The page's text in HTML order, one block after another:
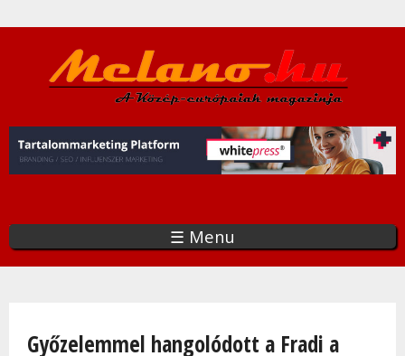
a
tartalomra
☰ Menu
Győzelemmel hangolódott a Fradi a